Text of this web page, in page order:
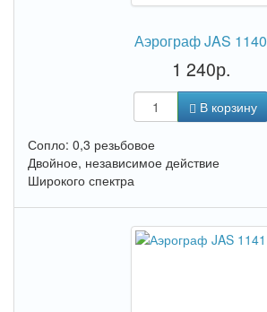
Аэрограф JAS 1140
1 240р.
В корзину
Сопло: 0,3 резьбовое
Двойное, независимое действие
Широкого спектра